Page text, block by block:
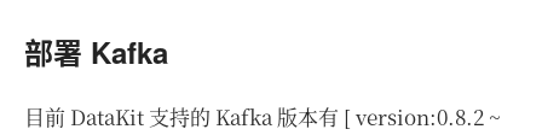
部署 Kafka
目前 DataKit 支持的 Kafka 版本有 [ version:0.8.2 ~